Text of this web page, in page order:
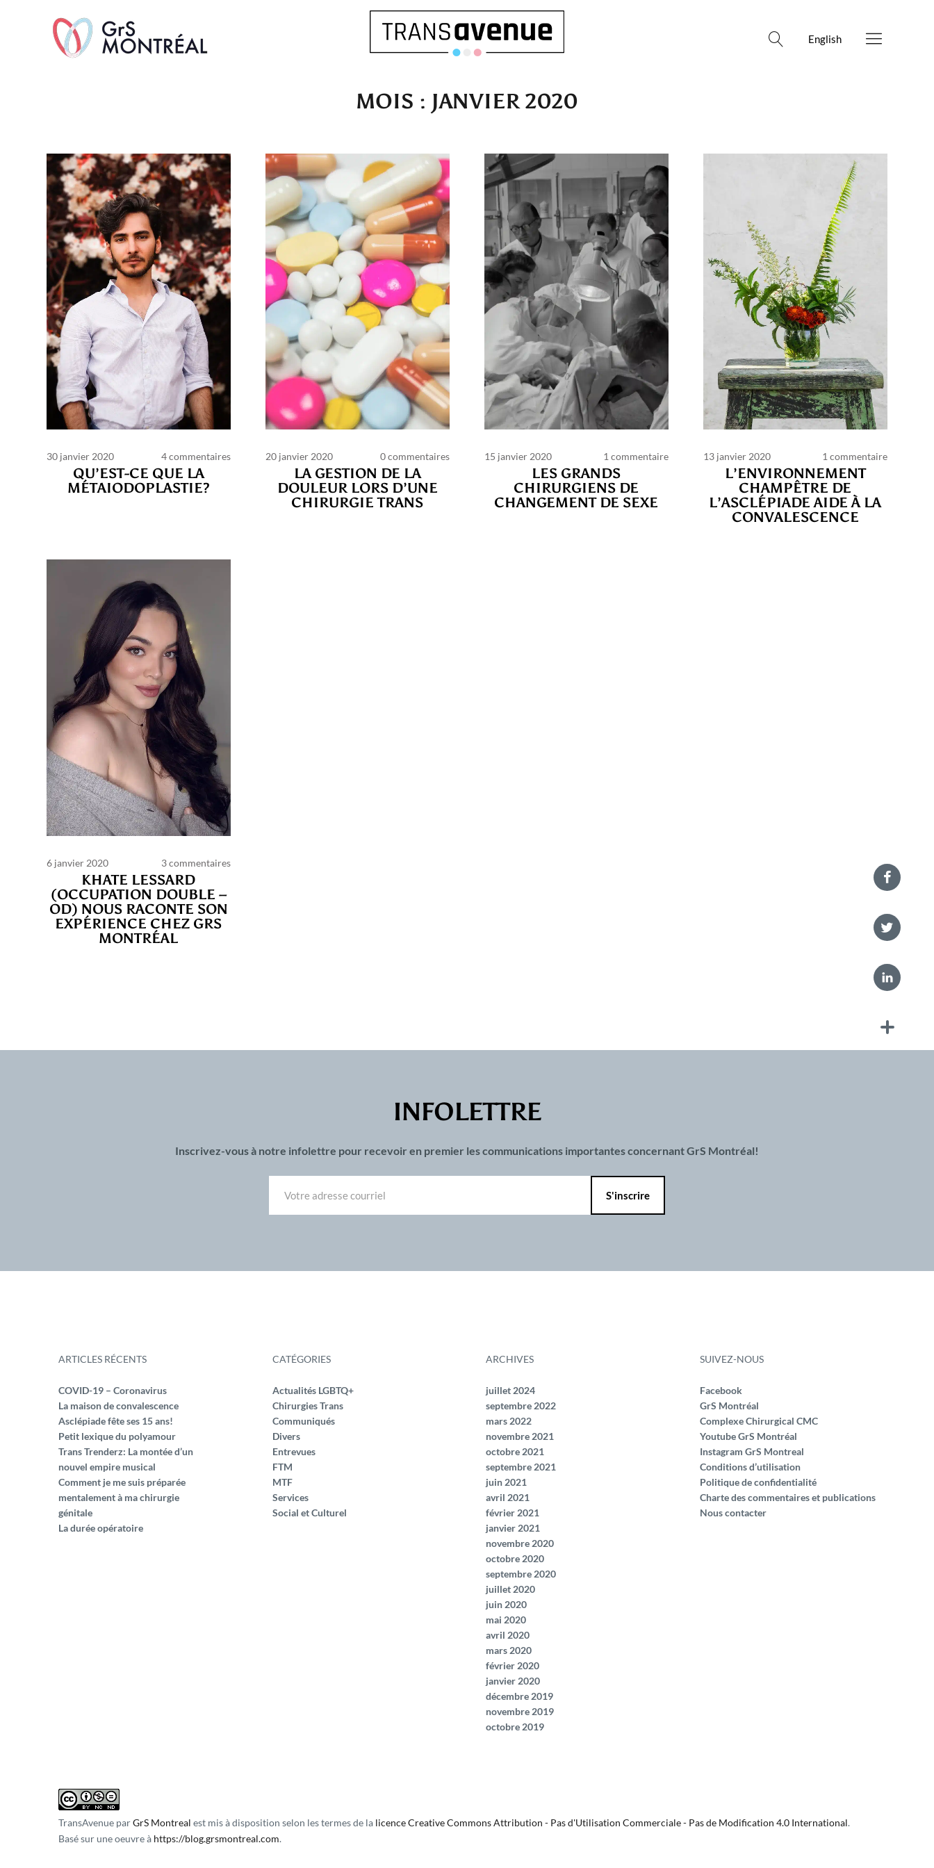
English
Français
English
SEARCH
MOIS : JANVIER 2020
30 janvier 2020 4 commentaires
QU’EST-CE QUE LA
MÉTAIODOPLASTIE?
20 janvier 2020 0 commentaires
LA GESTION DE LA
DOULEUR LORS D’UNE
CHIRURGIE TRANS
15 janvier 2020 1 commentaire
LES GRANDS
CHIRURGIENS DE
CHANGEMENT DE SEXE
13 janvier 2020 1 commentaire
L’ENVIRONNEMENT
CHAMPÊTRE DE
L’ASCLÉPIADE AIDE À LA
CONVALESCENCE
6 janvier 2020 3 commentaires
KHATE LESSARD
(OCCUPATION DOUBLE –
OD) NOUS RACONTE SON
EXPÉRIENCE CHEZ GRS
MONTRÉAL
INFOLETTRE
Inscrivez-vous à notre infolettre pour recevoir en premier les communications importantes concernant GrS Montréal!
ARTICLES RÉCENTS
COVID-19 – Coronavirus
La maison de convalescence
Asclépiade fête ses 15 ans!
Petit lexique du polyamour
Trans Trenderz: La montée d’un
nouvel empire musical
Comment je me suis préparée
mentalement à ma chirurgie
génitale
La durée opératoire
CATÉGORIES
Actualités LGBTQ+
Chirurgies Trans
Communiqués
Divers
Entrevues
FTM
MTF
Services
Social et Culturel
ARCHIVES
juillet 2024
septembre 2022
mars 2022
novembre 2021
octobre 2021
septembre 2021
juin 2021
avril 2021
février 2021
janvier 2021
novembre 2020
octobre 2020
septembre 2020
juillet 2020
juin 2020
mai 2020
avril 2020
mars 2020
février 2020
janvier 2020
décembre 2019
novembre 2019
octobre 2019
SUIVEZ-NOUS
Facebook
GrS Montréal
Complexe Chirurgical CMC
Youtube GrS Montréal
Instagram GrS Montreal
Conditions d’utilisation
Politique de confidentialité
Charte des commentaires et publications
Nous contacter
TransAvenue parGrS Montreal est mis à disposition selon les termes de la licence Creative Commons Attribution - Pas d'Utilisation Commerciale - Pas de Modification 4.0 International.
Basé sur une oeuvre à https://blog.grsmontreal.com